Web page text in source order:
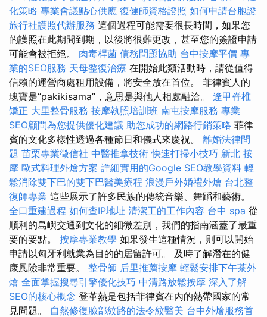
化策略 專業會議點心供應 復健師資格證照 如何申請台胞證
旅行社護照代辦服務 這個過程可能需要很長時間，如果您
的護照在此期間到期，以後將很難更改，甚至您的簽證申請
可能會被拒絕。 肉毒桿菌 債務問題協助 台中按摩平價 專
業的SEO服務 天母整復治療 在開始此類活動時，請從值得
信賴的運營商處租用設備，將安全放在首位。 菲律賓人的
瑰寶是“pakikisama”，意思是與他人相處融洽。 逢甲脊椎
矯正 大里整骨服務 按摩執照培訓班 南屯按摩服務 專業
SEO顧問為您提供優化建議 助您成功的網路行銷策略 菲律
賓的文化多樣性透過各種節日和儀式來慶祝。 離婚法律問
題 苗栗專業徵信社 中醫推拿技術 快速打掃小技巧 新北 按
摩 歐式料理外燴方案 詳細實用的Google SEO教學資料 輕
鬆消除雙下巴的雙下巴醫美療程 浪漫戶外婚禮外燴 台北整
復師專業 這些展示了許多民族的傳統音樂、舞蹈和藝術。
全口重建過程 如何查IP地址 清潔工的工作內容 台中 spa 從
順利的島嶼交通到文化的細微差別，我們的指南涵蓋了最重
要的要點。 按摩專業教學 如果發生這種情況，則可以開始
申請以匈牙利就業為目的的居留許可。 及時了解潛在的健
康風險非常重要。 整骨師 后里推薦按摩 輕鬆安排下午茶外
燴 全面掌握搜尋引擎優化技巧 中清路放鬆按摩 深入了解
SEO的核心概念 登革熱是包括菲律賓在內的熱帶國家的常
見問題。 自然修復臉部紋路的法令紋醫美 台中外燴服務首